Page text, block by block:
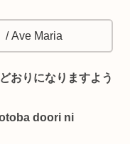
/ Ave Maria
おりになりますよう
doori ni